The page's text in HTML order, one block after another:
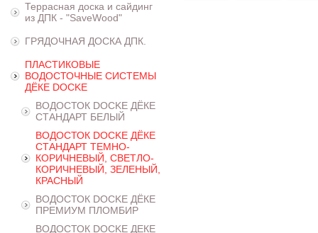
Террасная доска и сайдинг
из ДПК - "SaveWood"
ГРЯДОЧНАЯ ДОСКА ДПК.
ПЛАСТИКОВЫЕ
ВОДОСТОЧНЫЕ СИСТЕМЫ
ДЁКЕ DOCKE
ВОДОСТОК DOCKE ДЁКЕ
СТАНДАРТ БЕЛЫЙ
ВОДОСТОК DOCKE ДЁКЕ
СТАНДАРТ ТЕМНО-
КОРИЧНЕВЫЙ, СВЕТЛО-
КОРИЧНЕВЫЙ, ЗЕЛЕНЫЙ,
КРАСНЫЙ
ВОДОСТОК DOCKE ДЁКЕ
ПРЕМИУМ ПЛОМБИР
ВОДОСТОК DOCKE ДЕКЕ